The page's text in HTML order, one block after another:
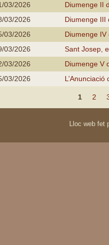
03/2026
Diumenge II
03/2026
Diumenge III
03/2026
Diumenge
03/2026
Sant Josep,
03/2026
Diumenge V
03/2026
L’Anunciació
1 2
Lloc web fet